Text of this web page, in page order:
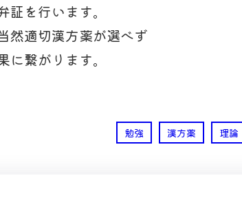
を行います。
然適切漢方薬が選べず
繋がります。
勉強 漢方薬 理論